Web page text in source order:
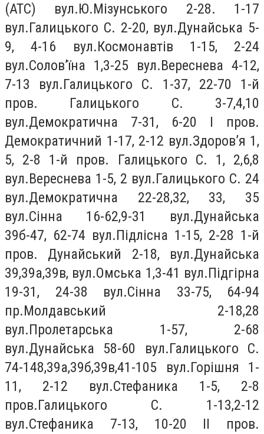
(АТС) вул.Ю.Мізунського 2-28. 1-17
вул.Галицького С. 2-20, вул.Дунайська 5-
9, 4-16 вул.Космонавтiв 1-15, 2-24
вул.Солов’їна 1,3-25 вул.Вереснева 4-12,
7-13 вул.Галицького С. 1-37, 22-70 1-й
пров. Галицького С. 3-7,4,10
вул.Демократична 7-31, 6-20 І пров.
Демократичний 1-17, 2-12 вул.Здоров’я 1,
5, 2-8 1-й пров. Галицького С. 1, 2,6,8
вул.Вереснева 1-5, 2 вул.Галицького С. 24
вул.Демократична 22-28,32, 33, 35
вул.Сiнна 16-62,9-31 вул.Дунайська
39б-47, 62-74 вул.Пiдлiсна 1-15, 2-28 1-й
пров. Дунайський 2-18, вул.Дунайська
39,39а,39в, вул.Омська 1,3-41 вул.Пiдгiрна
19-31, 24-38 вул.Сiнна 33-75, 64-94
пр.Молдавський 2-18,28
вул.Пролетарська 1-57, 2-68
вул.Дунайська 58-60 вул.Галицького С.
74-148,39а,39б,39в,41-105 вул.Горiшня 1-
11, 2-12 вул.Стефаника 1-5, 2-8
пров.Галицького С. 1-13,2-12
вул.Стефаника 7-13, 10-20 ІІ пров.